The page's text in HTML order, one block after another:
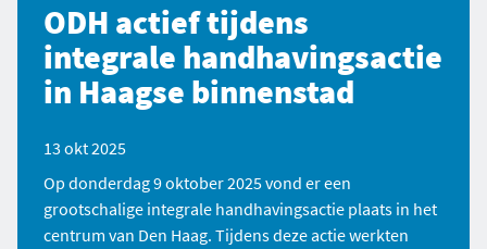
ODH actief tijdens
integrale handhavingsactie
in Haagse binnenstad
13 okt 2025
Op donderdag 9 oktober 2025 vond er een
grootschalige integrale handhavingsactie plaats in het
centrum van Den Haag. Tijdens deze actie werkten